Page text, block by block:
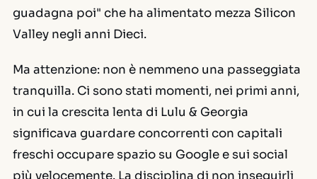
guadagna poi" che ha alimentato mezza Silicon
Valley negli anni Dieci.
Ma attenzione: non è nemmeno una passeggiata
tranquilla. Ci sono stati momenti, nei primi anni,
in cui la crescita lenta di Lulu & Georgia
significava guardare concorrenti con capitali
freschi occupare spazio su Google e sui social
più velocemente. La disciplina di non inseguirli